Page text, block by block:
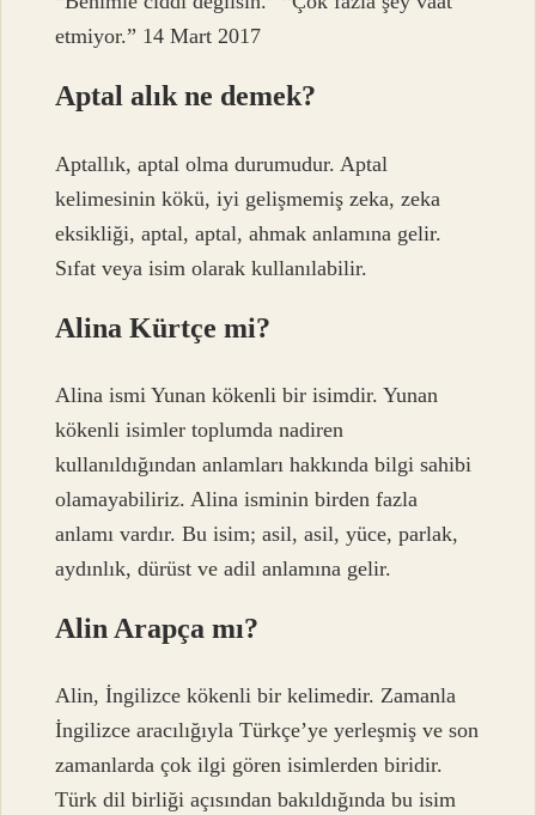
etmiyor.” 14 Mart 2017
Aptal alık ne demek?
Aptallık, aptal olma durumudur. Aptal
kelimesinin kökü, iyi gelişmemiş zeka, zeka
eksikliği, aptal, aptal, ahmak anlamına gelir.
Sıfat veya isim olarak kullanılabilir.
Alina Kürtçe mi?
Alina ismi Yunan kökenli bir isimdir. Yunan
kökenli isimler toplumda nadiren
kullanıldığından anlamları hakkında bilgi sahibi
olamayabiliriz. Alina isminin birden fazla
anlamı vardır. Bu isim; asil, asil, yüce, parlak,
aydınlık, dürüst ve adil anlamına gelir.
Alin Arapça mı?
Alin, İngilizce kökenli bir kelimedir. Zamanla
İngilizce aracılığıyla Türkçe’ye yerleşmiş ve son
zamanlarda çok ilgi gören isimlerden biridir.
Türk dil birliği açısından bakıldığında bu isim